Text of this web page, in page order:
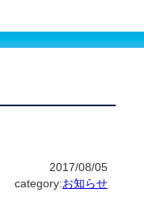
2017/08/05
category:お知らせ